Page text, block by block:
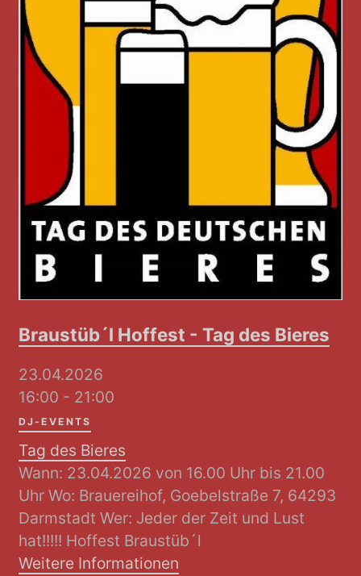
Braustüb´l Hoffest - Tag des Bieres
23.04.2026
16:00 - 21:00
DJ-EVENTS
Tag des Bieres
Wann: 23.04.2026 von 16.00 Uhr bis 21.00
Uhr Wo: Brauereihof, Goebelstraße 7, 64293
Darmstadt Wer: Jeder der Zeit und Lust
hat!!!!! Hoffest Braustüb´l
Weitere Informationen